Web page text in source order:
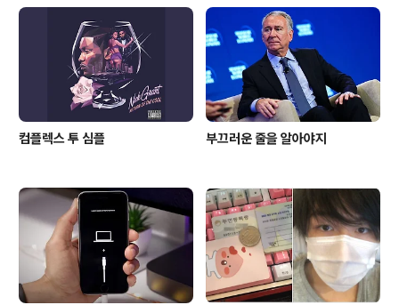
Music Center를 사용하는 2가지 방법인, '리스트(List)
방식 혹은 타일(Tile)'을 선택할 수 있는 옵션이 있습니다.
아래는 위젯을 추가한 모습입니다. '노래 제..
컴플렉스 투 심플 부끄러운 줄을 알아야지